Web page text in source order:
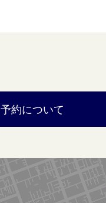
予約について